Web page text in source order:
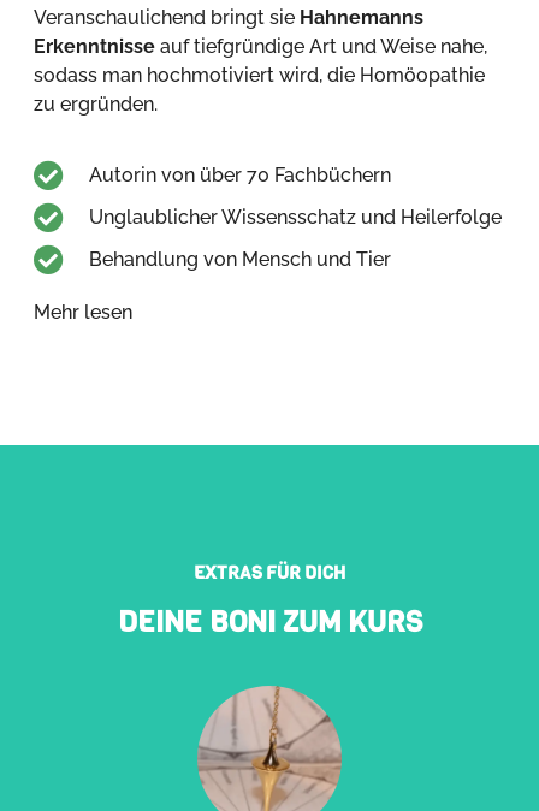
Veranschaulichend bringt sie Hahnemanns
Erkenntnisse auf tiefgründige Art und Weise nahe,
sodass man hochmotiviert wird, die Homöopathie
zu ergründen.
Autorin von über 70 Fachbüchern
Unglaublicher Wissensschatz und Heilerfolge
Behandlung von Mensch und Tier
Mehr lesen
EXTRAS FÜR DICH
DEINE BONI ZUM KURS